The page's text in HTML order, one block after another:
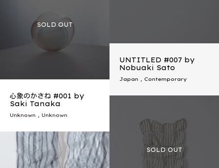
UNTITLED #007 by
Nobuaki Sato
Japan Contemporary
心象のかさね #001 by
Saki Tanaka
Unknown , Unknown